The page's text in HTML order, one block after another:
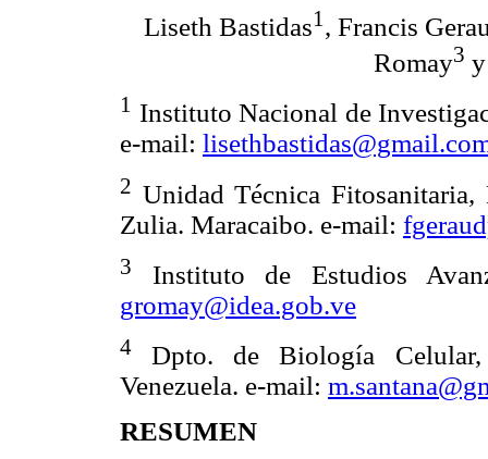
Liseth Bastidas1 , Francis
Romay3
1 Instituto Nacional de
e-mail:
2 Unidad Técnica
Zulia. Maracaibo. e-mail:
3
Instituto de Estudios
gromay@idea.gob.ve
4
Dpto. de Biología Celular,
Venezuela. e-mail:
RESUMEN